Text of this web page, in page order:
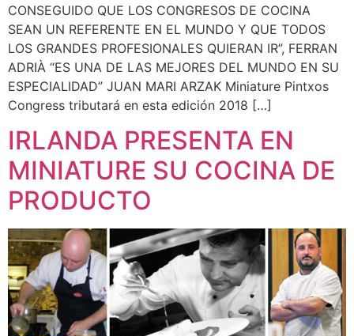
CONSEGUIDO QUE LOS CONGRESOS DE COCINA
SEAN UN REFERENTE EN EL MUNDO Y QUE TODOS
LOS GRANDES PROFESIONALES QUIERAN IR”, FERRAN
ADRIÀ “ES UNA DE LAS MEJORES DEL MUNDO EN SU
ESPECIALIDAD” JUAN MARI ARZAK Miniature Pintxos
Congress tributará en esta edición 2018 […]
IRLANDA PRESENTA EN
MINIATURE SU COCINA DE
PRODUCTO